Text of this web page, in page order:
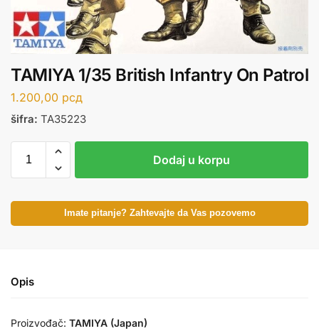
TAMIYA 1/35 British Infantry On Patrol
1.200,00 рсд
šifra: TA35223
Dodaj u korpu
Imate pitanje? Zahtevajte da Vas pozovemo
Opis
Proizvođač: TAMIYA (Japan)